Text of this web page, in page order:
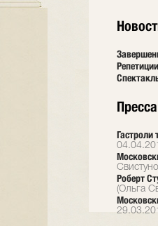
Гастроли
Роберт
(Ольга